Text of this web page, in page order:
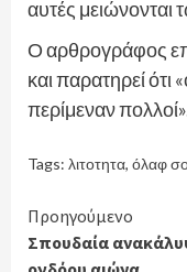
αυτές μειώνονται
Ο αρθρογράφος
και παρατηρεί
περίμεναν
Tags: λιτοτητα, όλαφ
Continue
Reading
Προηγούμενο
Σπουδαία